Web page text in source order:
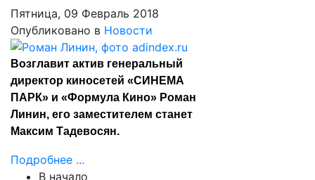
Пятница, 09 Февраль 2018
Опубликовано в Новости
Возглавит актив генеральный
директор киносетей «СИНЕМА
ПАРК» и «Формула Кино» Роман
Линин, его заместителем станет
Максим Тадевосян.
Подробнее ...
В начало